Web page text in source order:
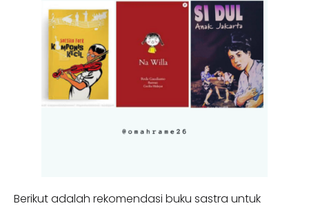
Berikut adalah rekomendasi buku sastra untuk